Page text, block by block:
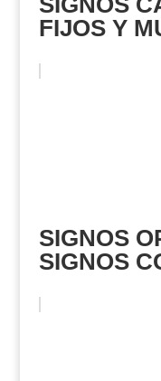
FIJOS Y
SIGNOS
SIGNOS